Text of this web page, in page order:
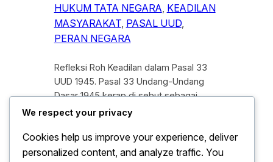
HUKUM TATA NEGARA, KEADILAN
MASYARAKAT, PASAL UUD
PERAN NEGARA
Refleksi Roh Keadilan dalam Pasal 33
UUD 1945. Pasal 33 Undang-Undang
Dasar 1945 kerap di sebut sebagai
fondasi konstitusional perekonomian
keadilan sosial. Di tengah dinamika
ekonomi global dan perubahan struktur
We respect your privacy
Cookies help us improve your experience, deliver
personalized content, and analyze traffic. You